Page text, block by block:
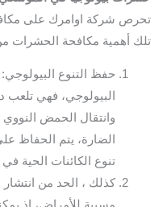
تحرص شركة اوامرك على
تلك أهمية مكافحة الحشرات من
حفظ التنوع
البيولوجي، فهي تلعب
وانتقال الحمض
الضارة، يتم الحفاظ
تنوع الكائنات الحية في
كذلك ، الحد من